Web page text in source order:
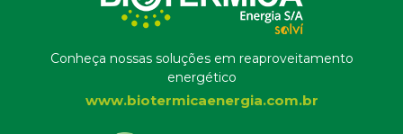
Conheça nossas soluções em reaproveitamento
energético
www.biotermicaenergia.com.br